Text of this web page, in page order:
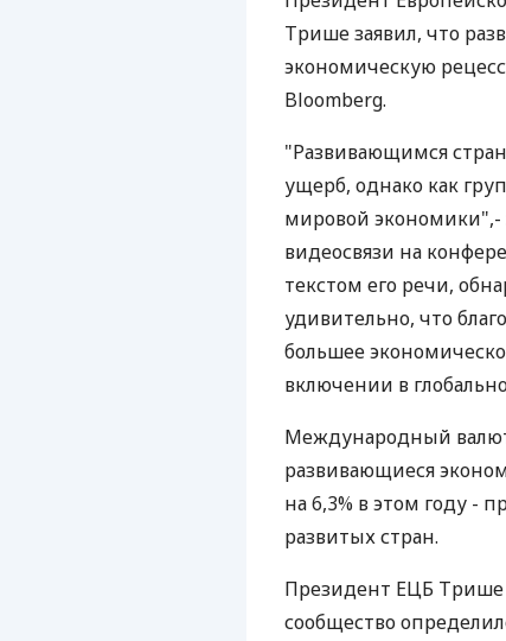
Трише заявил, что
экономическую
Bloomberg.
"Развивающимся
ущерб, однако как
мировой экономики",-
видеосвязи на
текстом его речи,
удивительно, что
большее
включении в
Международный
развивающиеся
на 6,3% в этом году -
развитых стран.
Президент ЕЦБ
сообщество